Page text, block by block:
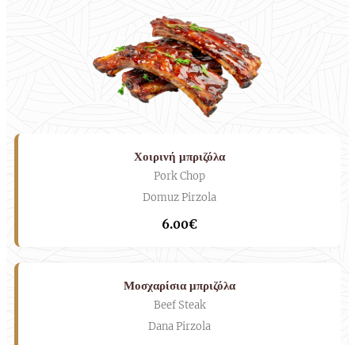
Χοιρινή μπριζόλα
Pork Chop
Domuz Pirzola
6.00€
Μοσχαρίσια μπριζόλα
Beef Steak
Dana Pirzola